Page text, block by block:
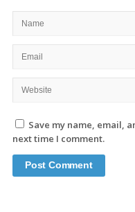
Save my name, email,
next time I comment.